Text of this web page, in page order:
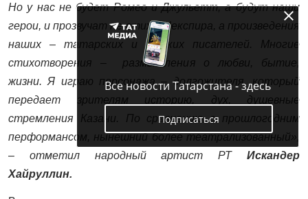
Но у насне будет Ромео и Джульетт, абудут наши
герои, и прозвучат не стихи Шекспира, а произведения
наших – татарских и русских писателей. Многие
стихотворения – размышления о любви, бытие,
жизни. Я играю персонажа – долгожителя, который
передает зрителям историю, дух, душевные
стремления Казани. По сравнению с прошлогодним
перформансом, нынешний более театрализованный»,
– отметил народный артист РТИскандер
Хайруллин.
Все новости Татарстана - здесь
Подписаться